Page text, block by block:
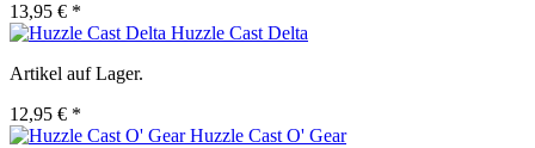
13,95 € *
Huzzle Cast Delta
Artikel auf Lager.
12,95 € *
Huzzle Cast O' Gear